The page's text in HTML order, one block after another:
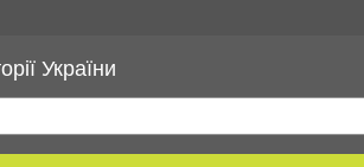
України